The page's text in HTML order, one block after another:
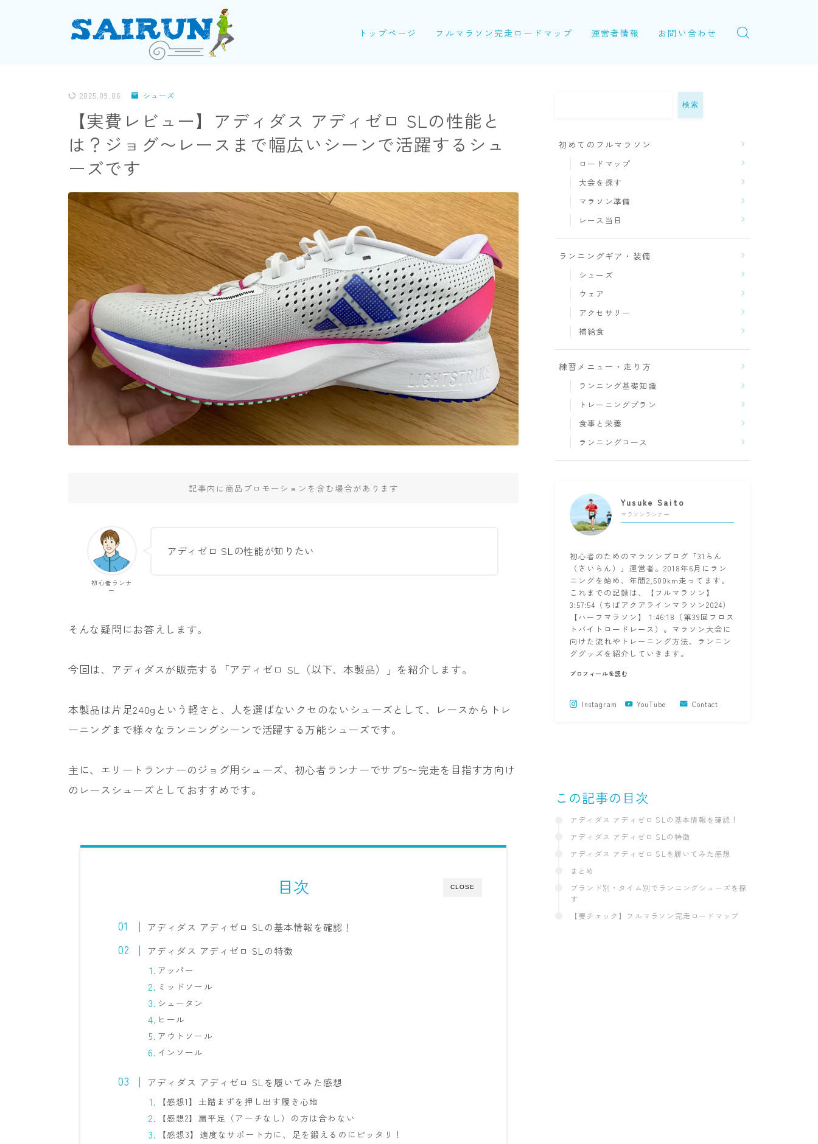
トップページ フルマラソン完走ロードマップ 運営者情報 お問い合わせ
2025.09.06 シューズ
【実費レビュー】アディダス アディゼロ SLの性能と
は？ジョグ〜レースまで幅広いシーンで活躍するシュ
ーズです
記事内に商品プロモーションを含む場合があります
初心者ランナ
ー
アディゼロ SLの性能が知りたい
そんな疑問にお答えします。
今回は、アディダスが販売する「アディゼロ SL（以下、本製品）」を紹介します。
本製品は片足240gという軽さと、人を選ばないクセのないシューズとして、レースからトレ
ーニングまで様々なランニングシーンで活躍する万能シューズです。
主に、エリートランナーのジョグ用シューズ、初心者ランナーでサブ5〜完走を目指す方向け
のレースシューズとしておすすめです。
CLOSE
目次
アディダス アディゼロ SLの基本情報を確認！
アディダス アディゼロ SLの特徴
アッパー
ミッドソール
シュータン
ヒール
アウトソール
インソール
アディダス アディゼロ SLを履いてみた感想
【感想1】土踏まずを押し出す履き心地
【感想2】扁平足（アーチなし）の方は合わない
【感想3】適度なサポート力に、足を鍛えるのにピッタリ！
検索
初めてのフルマラソン
ロードマップ
大会を探す
マラソン準備
レース当日
ランニングギア・装備
シューズ
ウェア
アクセサリー
補給食
練習メニュー・走り方
ランニング基礎知識
トレーニングプラン
食事と栄養
ランニングコース
Yusuke Saito
マラソンランナー
初心者のためのマラソンブログ「31らん
（さいらん）」運営者。2018年6月にラン
ニングを始め、年間2,500km走ってます。
これまでの記録は、【フルマラソン】
3:57:54（ちばアクアラインマラソン2024）
【ハーフマラソン】 1:46:18（第39回フロス
トバイトロードレース）。マラソン大会に
向けた流れやトレーニング方法、ランニン
ググッズを紹介していきます。
プロフィールを読む
Instagram YouTube Contact
この記事の目次
アディダス アディゼロ SLの基本情報を確認！
アディダス アディゼロ SLの特徴
アディダス アディゼロ SLを履いてみた感想
まとめ
ブランド別・タイム別でランニングシューズを探
す
【要チェック】フルマラソン完走ロードマップ